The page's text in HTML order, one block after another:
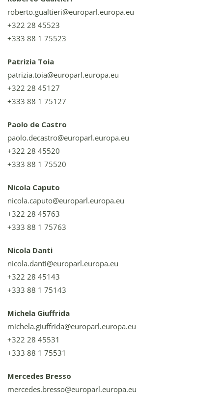
roberto.gualtieri@europarl.europa.eu
+322 28 45523
+333 88 1 75523
Patrizia Toia
patrizia.toia@europarl.europa.eu
+322 28 45127
+333 88 1 75127
Paolo de Castro
paolo.decastro@europarl.europa.eu
+322 28 45520
+333 88 1 75520
Nicola Caputo
nicola.caputo@europarl.europa.eu
+322 28 45763
+333 88 1 75763
Nicola Danti
nicola.danti@europarl.europa.eu
+322 28 45143
+333 88 1 75143
Michela Giuffrida
michela.giuffrida@europarl.europa.eu
+322 28 45531
+333 88 1 75531
Mercedes Bresso
mercedes.bresso@europarl.europa.eu